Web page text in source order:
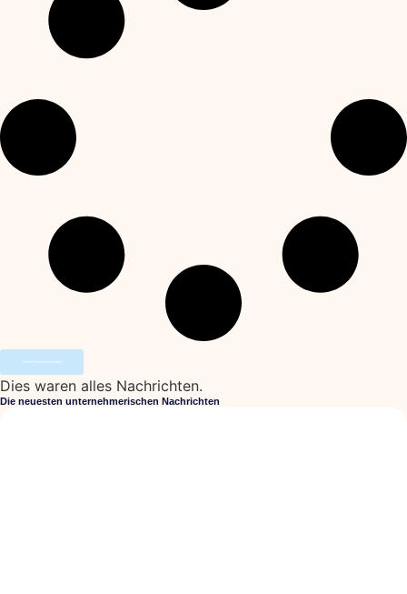
Weitere Nachrichten laden
Dies waren alles Nachrichten.
Die neuesten unternehmerischen Nachrichten